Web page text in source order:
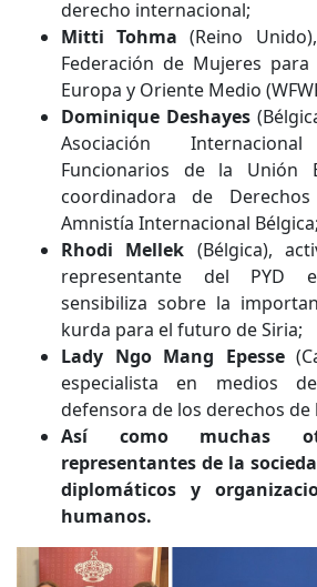
derecho internacional;
Mitti Tohma (Reino
Federación de Mujeres
Europa y Oriente Medio
Dominique Deshayes
Asociación
Funcionarios de la Unión
coordinadora de
Amnistía Internacional Bélgica;
Rhodi Mellek (Bélgica),
representante del PYD
sensibiliza sobre la
kurda para el futuro de Siria;
Lady Ngo Mang Epesse
especialista en medios
defensora de los derechos de
Así como muchas
representantes de la
diplomáticos y
humanos.